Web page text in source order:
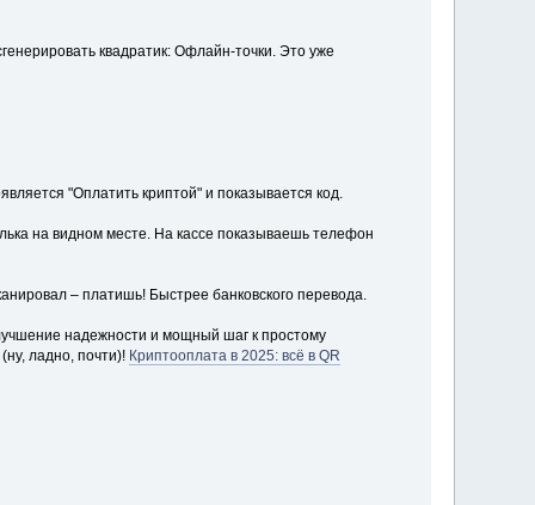
квадратик: Офлайн-точки. Это уже
"Оплатить криптой" и показывается код.
на видном месте. На кассе показываешь телефон
– платишь! Быстрее банковского перевода.
надежности и мощный шаг к простому
ладно, почти)! Криптооплата в 2025: всё в QR